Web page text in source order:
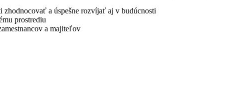
a úspešne rozvíjať aj v budúcnosti
prostrediu
a majiteľov